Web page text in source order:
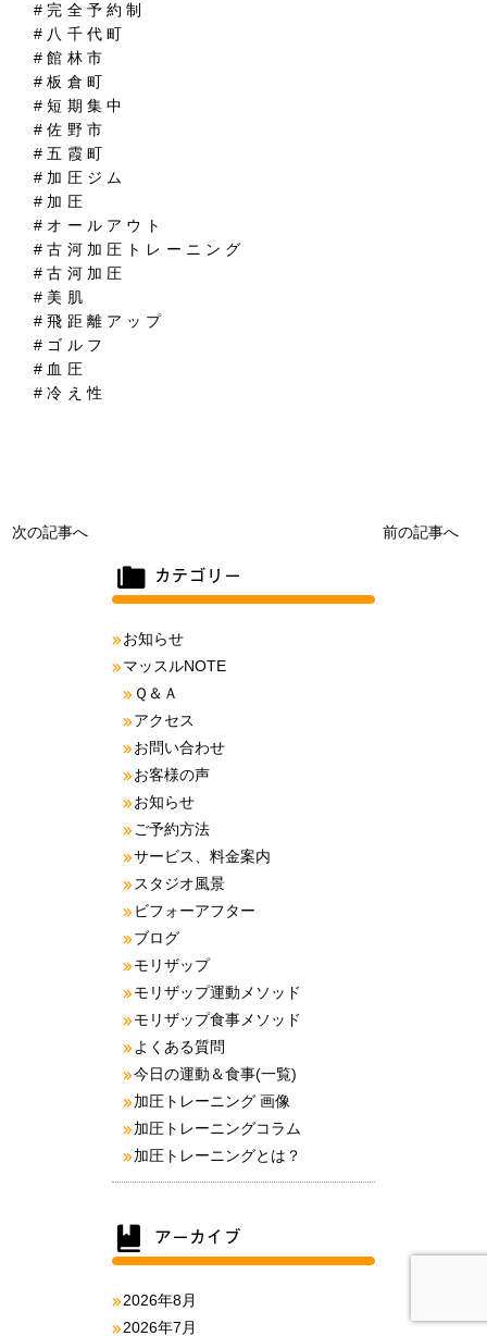
#完全予約制
#八千代町
#館林市
#板倉町
#短期集中
#佐野市
#五霞町
#加圧ジム
#加圧
#オールアウト
#古河加圧トレーニング
#古河加圧
#美肌
#飛距離アップ
#ゴルフ
#血圧
#冷え性
次の記事へ 前の記事へ
お知らせ
マッスルNOTE
Ｑ＆Ａ
アクセス
お問い合わせ
お客様の声
お知らせ
ご予約方法
サービス、料金案内
スタジオ風景
ビフォーアフター
ブログ
モリザップ
モリザップ運動メソッド
モリザップ食事メソッド
よくある質問
今日の運動＆食事(一覧)
加圧トレーニング 画像
加圧トレーニングコラム
加圧トレーニングとは？
2026年8月
2026年7月